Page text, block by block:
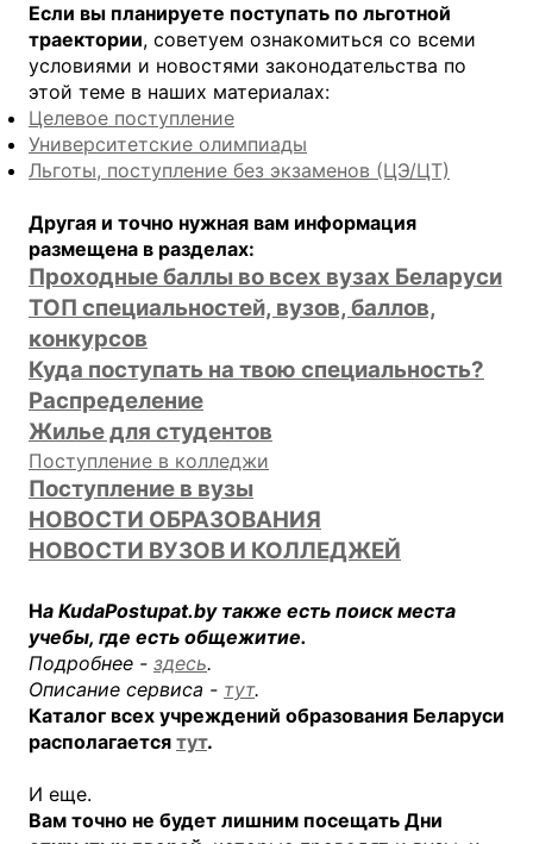
Если вы планируете поступать по льготной
траектории, советуем ознакомиться со всеми
условиями и новостями законодательства по
этой теме в наших материалах:
Целевое поступление
Университетские олимпиады
Льготы, поступление без экзаменов (ЦЭ/ЦТ)
Другая и точно нужная вам информация
размещена в разделах:
Проходные баллы во всех вузах Беларуси
ТОП специальностей, вузов, баллов,
конкурсов
Куда поступать на твою специальность?
Распределение
Жилье для студентов
Поступление в колледжи
Поступление в вузы
НОВОСТИ ОБРАЗОВАНИЯ
НОВОСТИ ВУЗОВ И КОЛЛЕДЖЕЙ
На KudaPostupat.by также есть поиск места
учебы, где есть общежитие.
Подробнее - здесь.
Описание сервиса - тут.
Каталог всех учреждений образования Беларуси
располагается тут.
И еще.
Вам точно не будет лишним посещать Дни